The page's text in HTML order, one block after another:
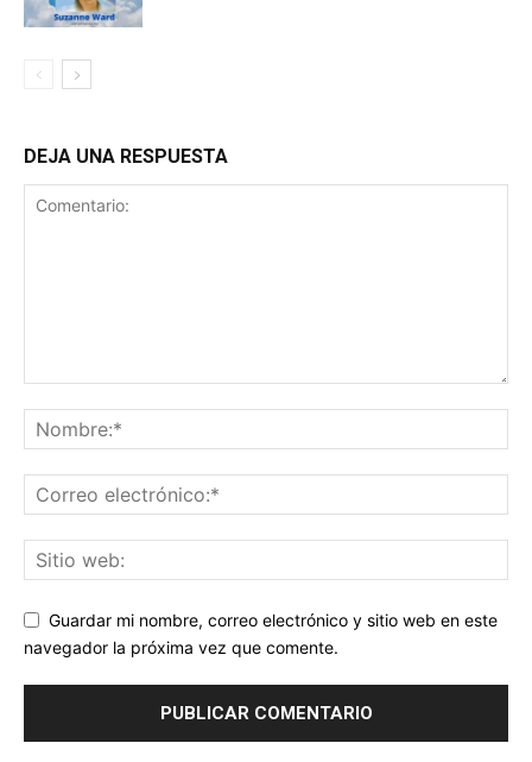
DEJA UNA RESPUESTA
Guardar mi nombre, correo electrónico y sitio web en este
navegador la próxima vez que comente.